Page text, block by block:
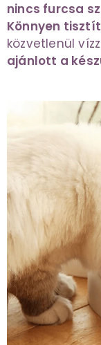
nincs furcsa
Könnyen
közvetlenül
ajánlott a